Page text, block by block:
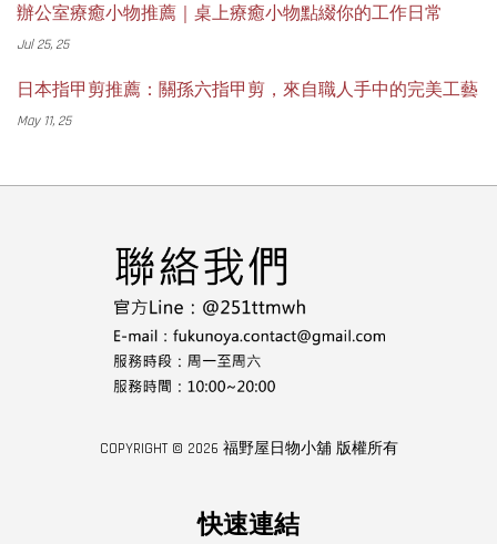
辦公室療癒小物推薦｜桌上療癒小物點綴你的工作日常
Jul 25, 25
日本指甲剪推薦：關孫六指甲剪，來自職人手中的完美工藝
May 11, 25
COPYRIGHT © 2026 福野屋日物小舖 版權所有
快速連結